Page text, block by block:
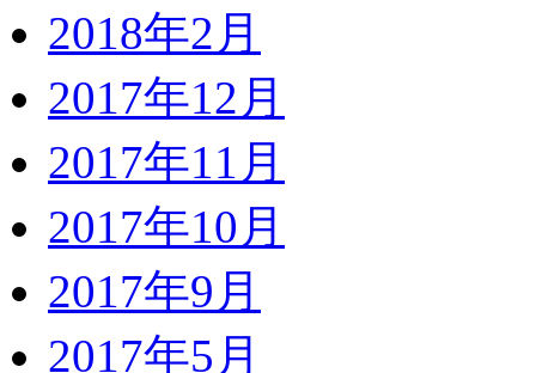
2018年2月
2017年12月
2017年11月
2017年10月
2017年9月
2017年5月